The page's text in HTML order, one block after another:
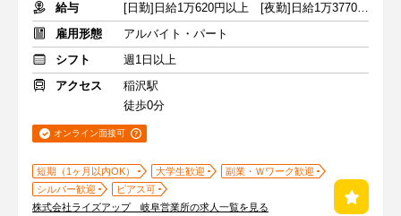
給与
[日勤]日給1万620円以上 [夜勤]日給1万3770円以上
雇用形態
アルバイト・パート
シフト
週1日以上
アクセス
稲沢駅
徒歩0分
オンライン面接可
短期（1ヶ月以内OK） 大学生歓迎
副業・Ｗワーク歓迎
シルバー歓迎
ピアス可
株式会社ライズアップ 岐阜営業所の求人一覧を見る